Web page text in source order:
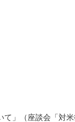
て」（座談会「対米